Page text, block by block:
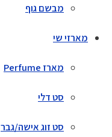
מבשם גוף
מארזי שי
מארז Perfume
סט דלי
סט זוג אישה/גבר